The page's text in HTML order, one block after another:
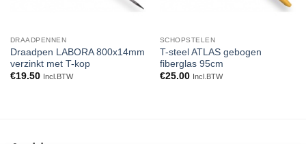
DRAADPENNEN
Draadpen LABORA 800x14mm
verzinkt met T-kop
€19.50 Incl.BTW
SCHOPSTELEN
T-steel ATLAS gebogen
fiberglas 95cm
€25.00 Incl.BTW